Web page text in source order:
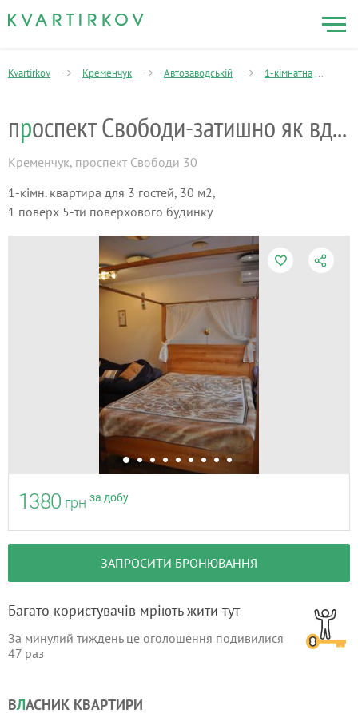
Kvartirkov Кременчук Автозаводській 1-кімнатна
пр оспект Свободи-затишно як вдома :))
Кременчук, проспект Свободи 30
1-кімн. квартира для 3 гостей, 30 м2,
1 поверх 5-ти поверхового будинку
1380 грн за добу
ЗАПРОСИТИ БРОНЮВАННЯ
Багато користувачів мріють жити тут
За минулий тиждень це оголошення подивилися
47 раз
ВЛАСНИК КВАРТИРИ